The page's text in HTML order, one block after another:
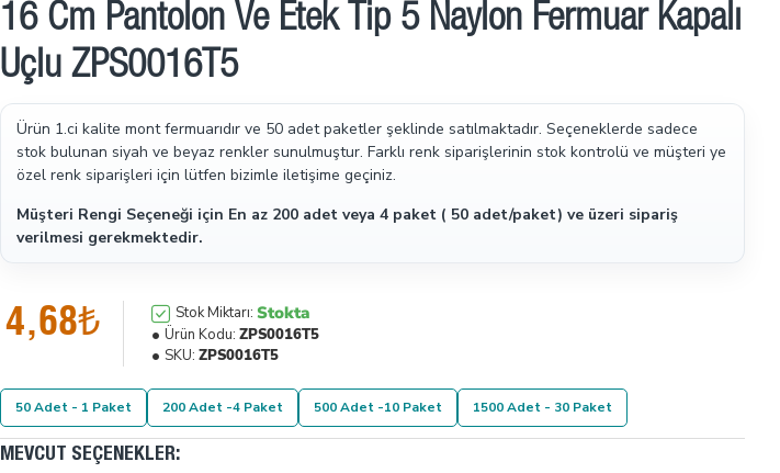
16 Cm Pantolon Ve Etek Tip 5 Naylon Fermuar Kapalı
Uçlu ZPS0016T5
Ürün 1.ci kalite mont fermuarıdır ve 50 adet paketler şeklinde satılmaktadır. Seçeneklerde sadece
stok bulunan siyah ve beyaz renkler sunulmuştur. Farklı renk siparişlerinin stok kontrolü ve müşteri ye
özel renk siparişleri için lütfen bizimle iletişime geçiniz.
Müşteri Rengi Seçeneği için En az 200 adet veya 4 paket ( 50 adet/paket) ve üzeri sipariş
verilmesi gerekmektedir.
4,68₺ Stok Miktarı: Stokta
Ürün Kodu: ZPS0016T5
SKU: ZPS0016T5
50 Adet - 1 Paket 200 Adet -4 Paket 500 Adet -10 Paket 1500 Adet - 30 Paket
MEVCUT SEÇENEKLER: